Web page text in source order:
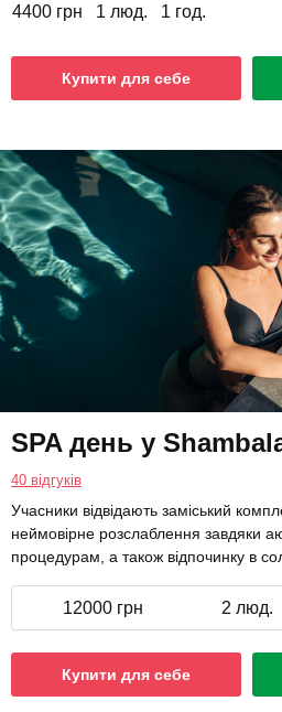
4400 грн 1 люд. 1 год.
Купити для себе
SPA день у
40 відгуків
Учасники відвідають заміський
неймовірне розслаблення завдяки
процедурам, а також відпочинку в
12000 грн 2 люд.
Купити для себе